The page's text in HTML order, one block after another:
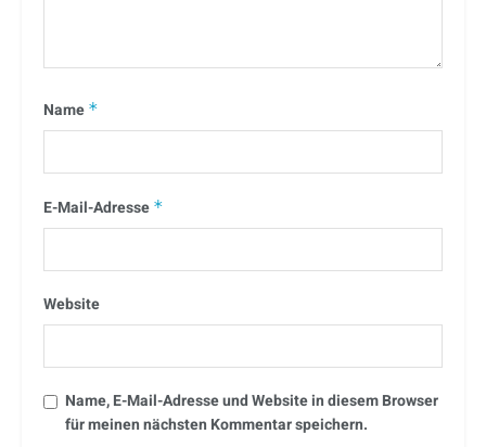
Name *
E-Mail-Adresse *
Website
Name, E-Mail-Adresse und Website in diesem Browser
für meinen nächsten Kommentar speichern.